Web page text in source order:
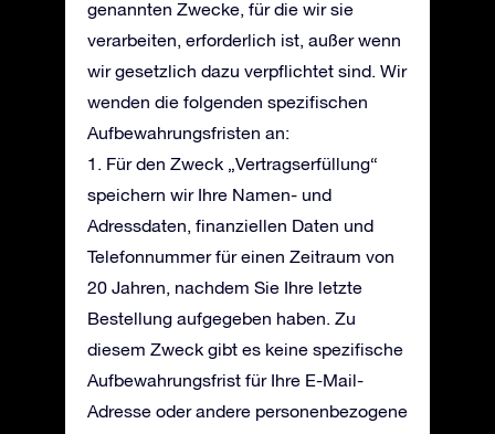
genannten Zwecke, für die wir sie
verarbeiten, erforderlich ist, außer wenn
wir gesetzlich dazu verpflichtet sind. Wir
wenden die folgenden spezifischen
Aufbewahrungsfristen an:
1. Für den Zweck „Vertragserfüllung“
speichern wir Ihre Namen- und
Adressdaten, finanziellen Daten und
Telefonnummer für einen Zeitraum von
20 Jahren, nachdem Sie Ihre letzte
Bestellung aufgegeben haben. Zu
diesem Zweck gibt es keine spezifische
Aufbewahrungsfrist für Ihre E-Mail-
Adresse oder andere personenbezogene